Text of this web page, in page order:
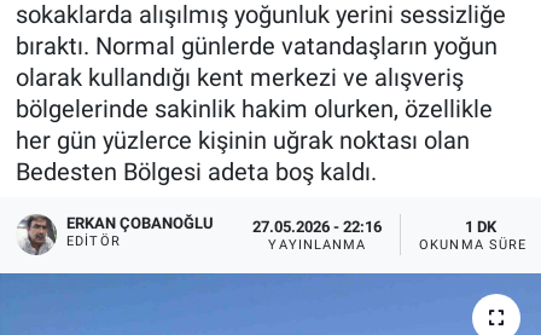
sokaklarda alışılmış yoğunluk yerini sessizliğe
bıraktı. Normal günlerde vatandaşların yoğun
olarak kullandığı kent merkezi ve alışveriş
bölgelerinde sakinlik hakim olurken, özellikle
her gün yüzlerce kişinin uğrak noktası olan
Bedesten Bölgesi adeta boş kaldı.
ERKAN ÇOBANOĞLU
EDITÖR
27.05.2026 - 22:16
YAYINLANMA
1 DK
OKUNMA SÜRESI
Tüm Manşetler
Son Dakika Haberleri
Haber Arşivi